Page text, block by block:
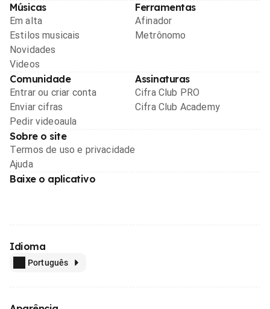
Músicas
Em alta
Estilos musicais
Novidades
Videos
Ferramentas
Afinador
Metrônomo
Comunidade
Entrar ou criar conta
Enviar cifras
Pedir videoaula
Assinaturas
Cifra Club PRO
Cifra Club Academy
Sobre o site
Termos de uso e privacidade
Ajuda
Baixe o aplicativo
Idioma
Português